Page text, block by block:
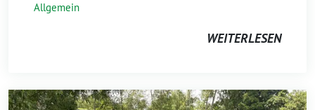
Allgemein
WEITERLESEN